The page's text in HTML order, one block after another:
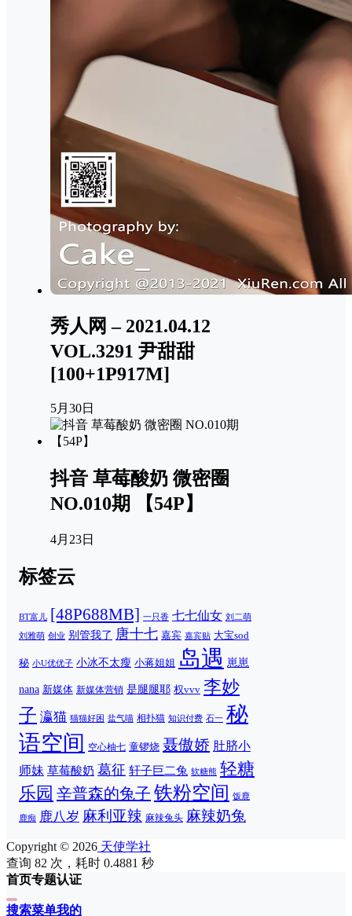
秀人网 – 2021.04.12
VOL.3291 尹甜甜
[100+1P917M]
5月30日
抖音 草莓酸奶 微密圈
NO.010期 【54P】
4月23日
标签云
BT富儿 [48P688MB] 一只香 七七仙女 刘二萌
刘雅萌 创业 别管我了 唐十七 嘉宾 嘉宾贴 大宝sod
秘 小U优优子 小冰不太瘦 小蒋姐姐 岛遇 崽崽
nana 新媒体 新媒体营销 是腿腿耶 权vvv 李妙
子 瀛猫 猫猫好困 盐气喵 相扑猫 知识付费 石一 秘
语空间
空心柚七 童锣烧 聂傲娇 肚脐小
师妹 草莓酸奶 葛征 轩子巨二兔 软糖熊 轻糖
乐园 辛普森的兔子 铁粉空间 饭鹿
鹿痴 鹿八岁 麻利亚辣 麻辣兔头 麻辣奶兔
Copyright © 2026 天使学社
查询 82 次，耗时 0.4881 秒
首页专题认证
搜索菜单我的